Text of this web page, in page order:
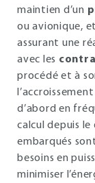
maintien d’un
ou avionique,
assurant une
avec les
procédé et à
d’abord en
calcul depuis le
embarqués
besoins en
minimiser